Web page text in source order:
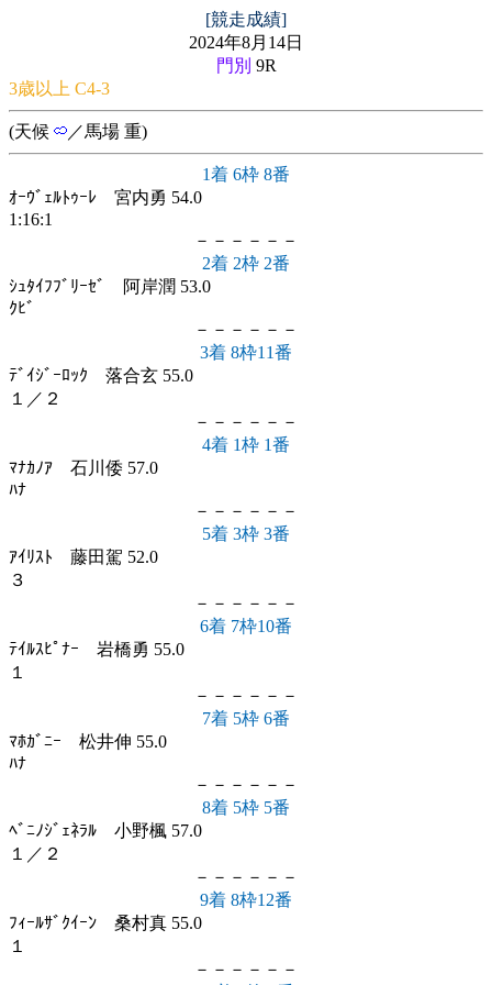
[競走成績]
2024年8月14日
門別 9R
3歳以上 C4-3
(天候 ／馬場 重)
1着 6枠 8番
ｵｰｳﾞｪﾙﾄｩｰﾚ 宮内勇 54.0
1:16:1
－－－－－－
2着 2枠 2番
ｼｭﾀｲﾌﾌﾞﾘｰｾﾞ 阿岸潤 53.0
ｸﾋﾞ
－－－－－－
3着 8枠11番
ﾃﾞｲｼﾞｰﾛｯｸ 落合玄 55.0
１／２
－－－－－－
4着 1枠 1番
ﾏﾅｶﾉｱ 石川倭 57.0
ﾊﾅ
－－－－－－
5着 3枠 3番
ｱｲﾘｽﾄ 藤田駕 52.0
３
－－－－－－
6着 7枠10番
ﾃｲﾙｽﾋﾟﾅｰ 岩橋勇 55.0
１
－－－－－－
7着 5枠 6番
ﾏﾎｶﾞﾆｰ 松井伸 55.0
ﾊﾅ
－－－－－－
8着 5枠 5番
ﾍﾞﾆﾉｼﾞｪﾈﾗﾙ 小野楓 57.0
１／２
－－－－－－
9着 8枠12番
ﾌｨｰﾙｻﾞｸｲｰﾝ 桑村真 55.0
１
－－－－－－